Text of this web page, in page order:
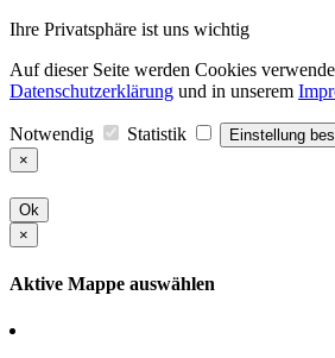
Ihre Privatsphäre ist uns wichtig
Auf dieser Seite werden Cookies
Datenschutzerklärung und in unserem
Notwendig Statistik Einstellung
×
Ok
×
Aktive Mappe auswählen